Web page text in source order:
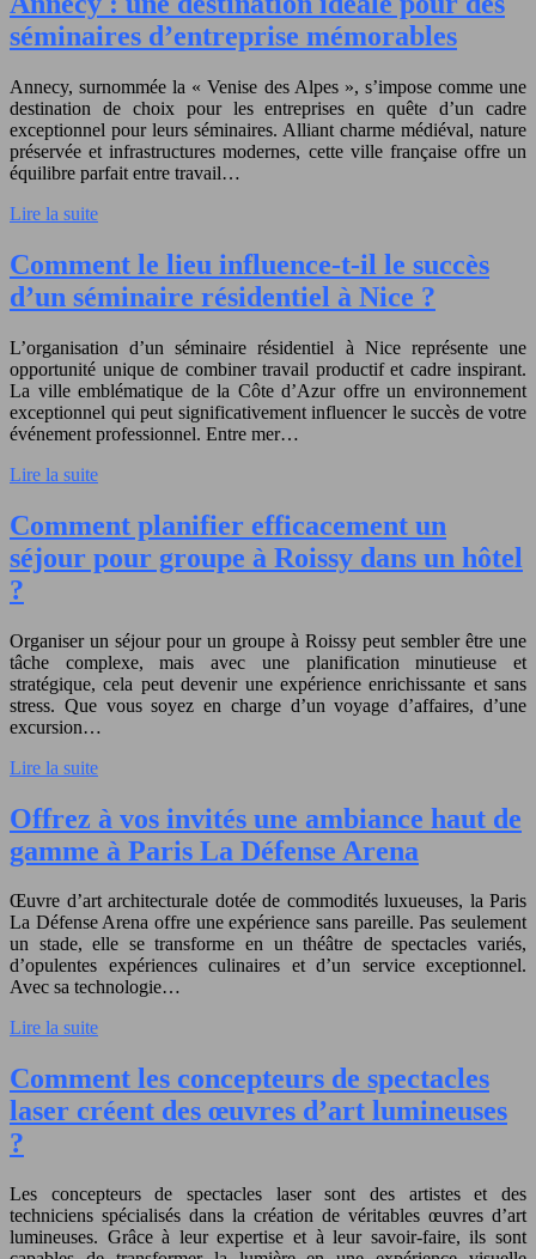
séminaires d’entreprise mémorables
Annecy, surnommée la « Venise des Alpes », s’impose comme une
destination de choix pour les entreprises en quête d’un cadre
exceptionnel pour leurs séminaires. Alliant charme médiéval, nature
préservée et infrastructures modernes, cette ville française offre un
équilibre parfait entre travail…
Lire la suite
Comment le lieu influence-t-il le succès
d’un séminaire résidentiel à Nice ?
L’organisation d’un séminaire résidentiel à Nice représente une
opportunité unique de combiner travail productif et cadre inspirant.
La ville emblématique de la Côte d’Azur offre un environnement
exceptionnel qui peut significativement influencer le succès de votre
événement professionnel. Entre mer…
Lire la suite
Comment planifier efficacement un
séjour pour groupe à Roissy dans un hôtel
?
Organiser un séjour pour un groupe à Roissy peut sembler être une
tâche complexe, mais avec une planification minutieuse et
stratégique, cela peut devenir une expérience enrichissante et sans
stress. Que vous soyez en charge d’un voyage d’affaires, d’une
excursion…
Lire la suite
Offrez à vos invités une ambiance haut de
gamme à Paris La Défense Arena
Œuvre d’art architecturale dotée de commodités luxueuses, la Paris
La Défense Arena offre une expérience sans pareille. Pas seulement
un stade, elle se transforme en un théâtre de spectacles variés,
d’opulentes expériences culinaires et d’un service exceptionnel.
Avec sa technologie…
Lire la suite
Comment les concepteurs de spectacles
laser créent des œuvres d’art lumineuses
?
Les concepteurs de spectacles laser sont des artistes et des
techniciens spécialisés dans la création de véritables œuvres d’art
lumineuses. Grâce à leur expertise et à leur savoir-faire, ils sont